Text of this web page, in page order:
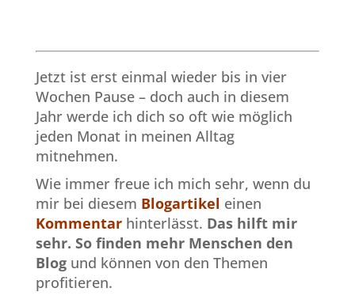
Jetzt ist erst einmal wieder bis in vier
Wochen Pause – doch auch in diesem
Jahr werde ich dich so oft wie möglich
jeden Monat in meinen Alltag
mitnehmen.
Wie immer freue ich mich sehr, wenn du
mir bei diesem Blogartikel einen
Kommentar hinterlässt. Das hilft mir
sehr. So finden mehr Menschen den
Blogund können von den Themen
profitieren.